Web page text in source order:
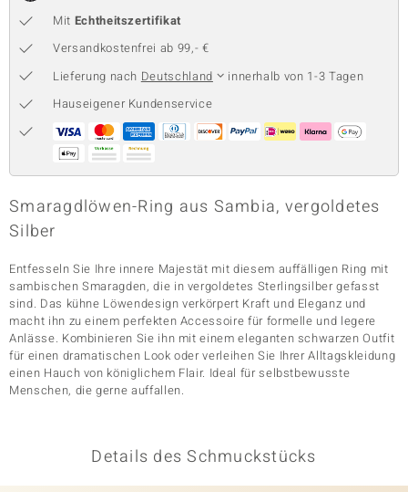
Classics
Mit Echtheitszertifikat
Versandkostenfrei ab 99,- €
Lieferung nach Deutschland
innerhalb von 1-3 Tagen
Hauseigener Kundenservice
Smaragdlöwen-Ring aus Sambia, vergoldetes
Silber
Entfesseln Sie Ihre innere Majestät mit diesem auffälligen Ring mit
sambischen Smaragden, die in vergoldetes Sterlingsilber gefasst
sind. Das kühne Löwendesign verkörpert Kraft und Eleganz und
macht ihn zu einem perfekten Accessoire für formelle und legere
Anlässe. Kombinieren Sie ihn mit einem eleganten schwarzen Outfit
für einen dramatischen Look oder verleihen Sie Ihrer Alltagskleidung
einen Hauch von königlichem Flair. Ideal für selbstbewusste
Menschen, die gerne auffallen.
Details des Schmuckstücks